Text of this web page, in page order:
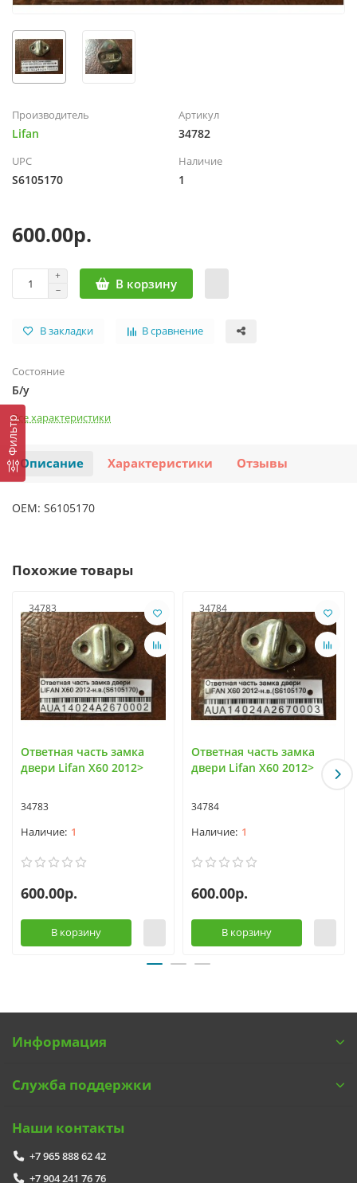
Фильтр
Производитель
Lifan
Артикул
34782
UPC
S6105170
Наличие
1
600.00р.
В корзину
В закладки В сравнение
Состояние
Б/у
Все характеристики
Описание Характеристики Отзывы
OEM: S6105170
Похожие товары
34783
Ответная часть замка
двери Lifan X60 2012>
34783
1
600.00р.
В корзину
34784
Ответная часть замка
двери Lifan X60 2012>
34784
1
600.00р.
В корзину
Информация
Служба поддержки
Наши контакты
+7 965 888 62 42
+7 904 241 76 76